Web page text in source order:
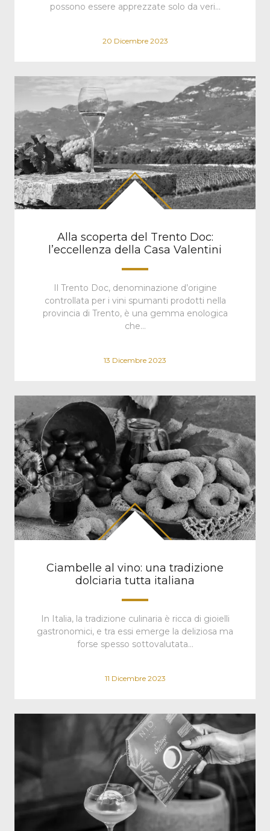
possono essere apprezzate solo da veri…
20 Dicembre 2023
Alla scoperta del Trento Doc:
l’eccellenza della Casa Valentini
Il Trento Doc, denominazione d’origine
controllata per i vini spumanti prodotti nella
provincia di Trento, è una gemma enologica
che…
13 Dicembre 2023
Ciambelle al vino: una tradizione
dolciaria tutta italiana
In Italia, la tradizione culinaria è ricca di gioielli
gastronomici, e tra essi emerge la deliziosa ma
forse spesso sottovalutata…
11 Dicembre 2023